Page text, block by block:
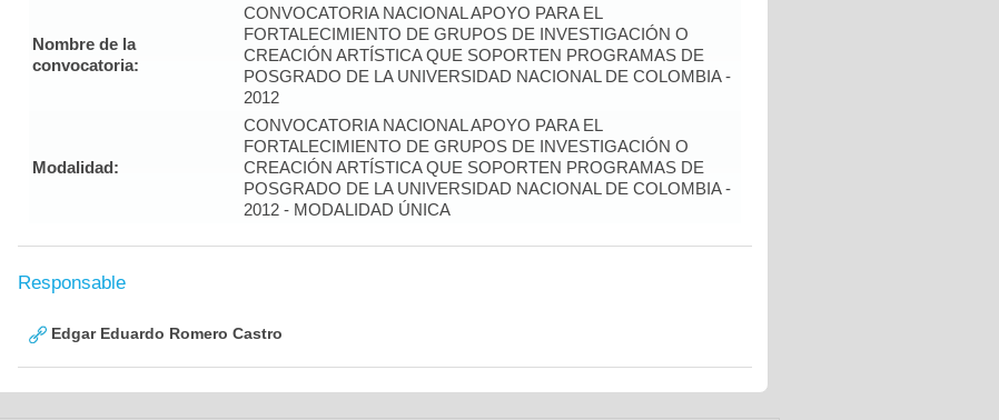
Nombre de la
convocatoria:
CONVOCATORIA NACIONAL APOYO PARA EL
FORTALECIMIENTO DE GRUPOS DE INVESTIGACIÓN O
CREACIÓN ARTÍSTICA QUE SOPORTEN PROGRAMAS DE
POSGRADO DE LA UNIVERSIDAD NACIONAL DE COLOMBIA -
2012
Modalidad:
CONVOCATORIA NACIONAL APOYO PARA EL
FORTALECIMIENTO DE GRUPOS DE INVESTIGACIÓN O
CREACIÓN ARTÍSTICA QUE SOPORTEN PROGRAMAS DE
POSGRADO DE LA UNIVERSIDAD NACIONAL DE COLOMBIA -
2012 - MODALIDAD ÚNICA
Responsable
Edgar Eduardo Romero Castro